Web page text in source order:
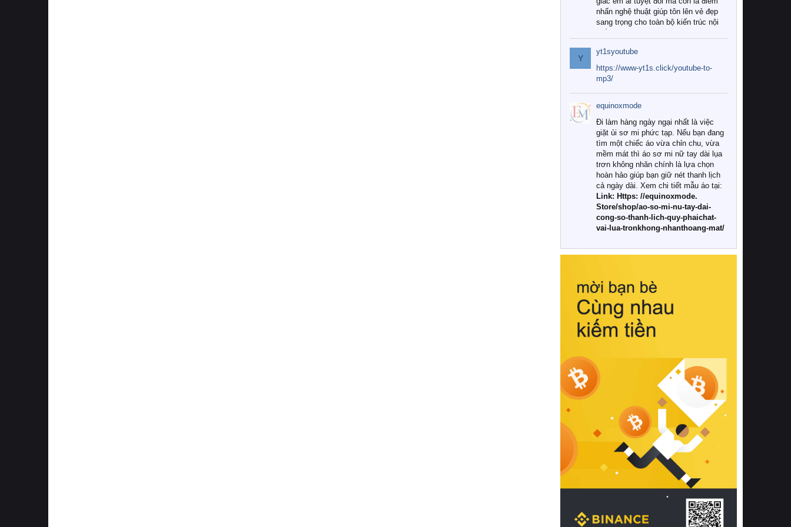
nhấn nghệ thuật giúp tôn lên vẻ đẹp
sang trọng cho toàn bộ kiến trúc nội
Tuy nhiên, giữa thị trường đa dạng
với vô vàn thương hiệu và mẫu mã
như hiện nay, làm thế nào để chọn
được những bộ chăn ga gối đệm cao
cấp thực sự chất lượng, phù hợp với
khí hậu và nhu cầu sử dụng của gia
đình? Hãy cùng chúng tôi đi tìm lời
giải đáp chi tiết qua bài viết dưới đây.
1. Tại sao các gia đình hiện đại lại ưa
chuộng chăn ga gối đệm cao cấp?
Khác với các dòng sản phẩm thông
thường, những bộ chăn ga gối đệm
cao cấp trải qua quy trình sản xuất
nghiêm ngặt từ khâu chọn lọc nguyên
liệu tự nhiên đến công nghệ dệt
nhuộm hiện đại không chứa hóa chất
này, bạn sẽ cảm nhận rõ rệt sự khác
hồi chuẩn xác của phần đệm nâng đỡ
cột sống.
Bên cạnh đó, việc lựa chọn các dòng
sản phẩm đạt chuẩn chất lượng quốc
tế còn giúp ngăn ngừa tình trạng kích
khuẩn và nấm mốc trong điều kiện
thời tiết nóng ẩm. Bạn có thể tìm hiểu
thêm các nghiên cứu khoa học về tác
động của giấc ngủ và môi trường
phòng ngủ đối với sức khỏe con
người tại Sleep Foundation (External
Link) để có cái nhìn toàn diện hơn.
2. Các tiêu chí vàng khi lựa chọn
chăn ga gối đệm cao cấp cho phòng
ngủ
Để sở hữu một bộ chăn ga gối đệm
cao cấp hoàn hảo cả về thẩm mỹ lẫn
công năng, người tiêu dùng cần cân
nhắc kỹ lưỡng các tiêu chí quan trọng
Y
yt1syoutube
https://www-yt1s.click/youtube-to-
mp3/
equinoxmode
Đi làm hàng ngày ngại nhất là việc
giặt ủi sơ mi phức tạp. Nếu bạn đang
tìm một chiếc áo vừa chỉn chu, vừa
mềm mát thì áo sơ mi nữ tay dài lụa
trơn không nhăn chính là lựa chọn
hoàn hảo giúp bạn giữ nét thanh lịch
cả ngày dài. Xem chi tiết mẫu áo tại:
Link: Https: //equinoxmode.
Store/shop/ao-so-mi-nu-tay-dai-
cong-so-thanh-lich-quy-phaichat-
vai-lua-tronkhong-nhanthoang-mat/